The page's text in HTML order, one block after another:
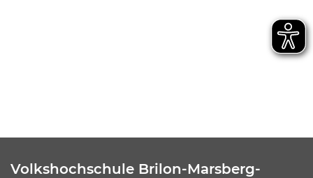
Volkshochschule Brilon-Marsberg-